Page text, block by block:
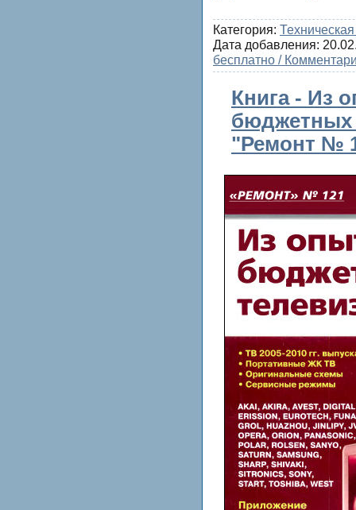
Категория:
Дата добавления:
бесплатно /
Книга - Из
бюджетных
"Ремонт №